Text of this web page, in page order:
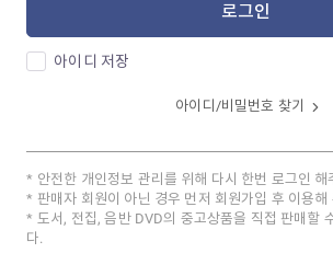
로그인
아이디 저장
아이디/비밀번호 찾기
안전한 개인정보 관리를 위해 다시 한번 로그인 해
판매자 회원이 아닌 경우 먼저 회원가입 후 이용해
도서, 전집, 음반 DVD의 중고상품을 직접 판매할
다.